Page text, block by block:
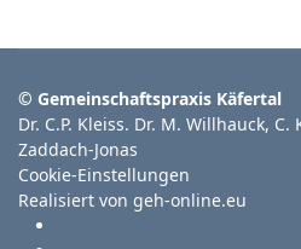
© Gemeinschaftspraxis Käfertal
Dr. C.P. Kleiss. Dr. M. Willhauck, C.
Zaddach-Jonas
Cookie-Einstellungen
Realisiert von geh-online.eu